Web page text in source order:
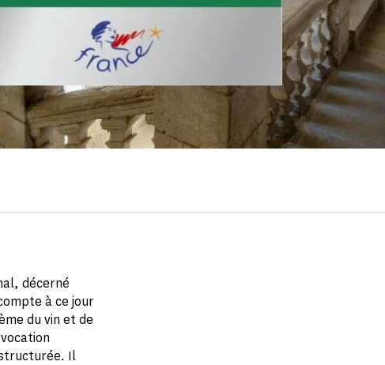
décerné
à ce jour
du vin et de
Il